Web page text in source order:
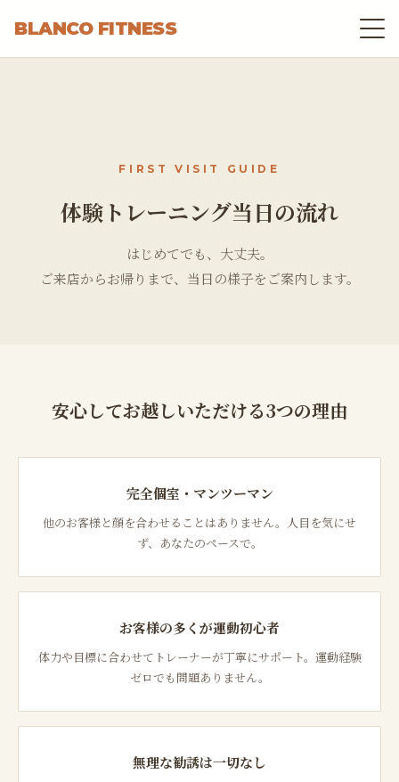
BLANCO FITNESS
FIRST VISIT GUIDE
体験トレーニング当日の流れ
はじめてでも、大丈夫。
ご来店からお帰りまで、当日の様子をご案内します。
安心してお越しいただける3つの理由
完全個室・マンツーマン
他のお客様と顔を合わせることはありません。人目を気にせ
ず、あなたのペースで。
お客様の多くが運動初心者
体力や目標に合わせてトレーナーが丁寧にサポート。運動経験
ゼロでも問題ありません。
無理な勧誘は一切なし